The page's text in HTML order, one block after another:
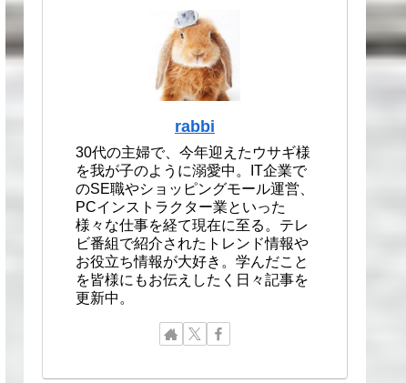
rabbi
30代の主婦で、今年迎えたウサギ様
を我が子のように溺愛中。IT企業で
のSE職やショッピングモール運営、
PCインストラクター業といった
様々な仕事を経て現在に至る。テレ
ビ番組で紹介されたトレンド情報や
お役立ち情報が大好き。学んだこと
を皆様にもお伝えしたく日々記事を
更新中。